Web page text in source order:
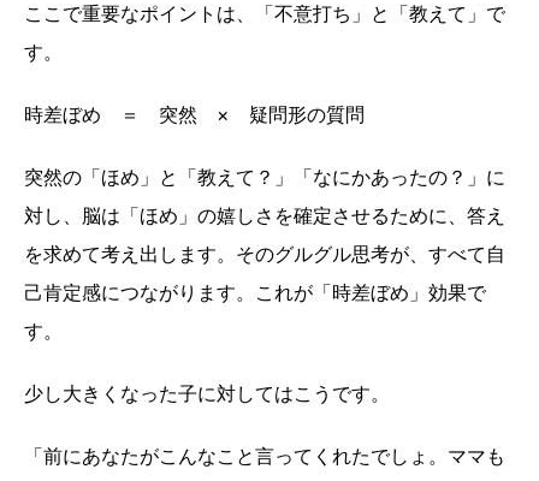
ここで重要なポイントは、「不意打ち」と「教えて」で
す。
時差ぼめ ＝ 突然 × 疑問形の質問
突然の「ほめ」と「教えて？」「なにかあったの？」に
対し、脳は「ほめ」の嬉しさを確定させるために、答え
を求めて考え出します。そのグルグル思考が、すべて自
己肯定感につながります。これが「時差ぼめ」効果で
す。
少し大きくなった子に対してはこうです。
「前にあなたがこんなこと言ってくれたでしょ。ママも